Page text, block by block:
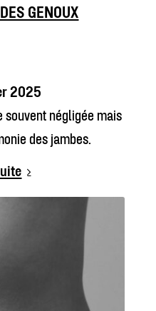
GENOUX
2025
souvent négligée mais
des jambes.